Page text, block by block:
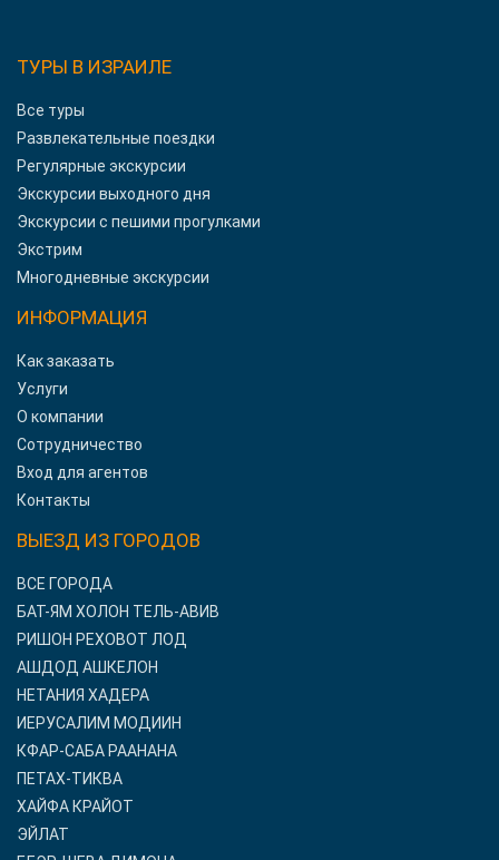
ТУРЫ В ИЗРАИЛЕ
Все туры
Развлекательные поездки
Регулярные экскурсии
Экскурсии выходного дня
Экскурсии с пешими прогулками
Экстрим
Многодневные экскурсии
ИНФОРМАЦИЯ
Как заказать
Услуги
О компании
Сотрудничество
Вход для агентов
Контакты
ВЫЕЗД ИЗ ГОРОДОВ
ВСЕ ГОРОДА
БАТ-ЯМ ХОЛОН ТЕЛЬ-АВИВ
РИШОН РЕХОВОТ ЛОД
АШДОД АШКЕЛОН
НЕТАНИЯ ХАДЕРА
ИЕРУСАЛИМ МОДИИН
КФАР-САБА РААНАНА
ПЕТАХ-ТИКВА
ХАЙФА КРАЙОТ
ЭЙЛАТ